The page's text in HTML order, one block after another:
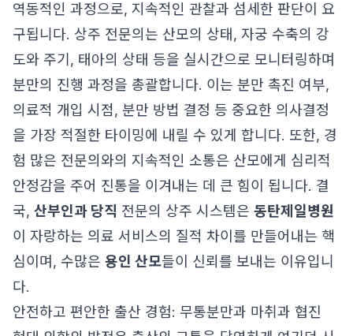
역동적인 과정으로, 지속적인 관찰과 섬세한 판단이 요
구됩니다. 상주 전문의는 산모의 상태, 자궁 수축의 강
도와 주기, 태아의 상태 등을 실시간으로 모니터링하며
분만의 진행 과정을 총괄합니다. 이는 분만 촉진 여부,
의료적 개입 시점, 분만 방법 결정 등 중요한 의사결정
을 가장 적절한 타이밍에 내릴 수 있게 합니다. 또한, 경
험 많은 전문의와의 지속적인 소통은 산모에게 심리적
안정감을 주어 진통을 이겨내는 데 큰 힘이 됩니다. 결
국, 산부인과 당직 전문의 상주 시스템은 동탄제일병원
이 자랑하는 의료 서비스의 질적 차이를 만들어내는 핵
심이며, 수많은 용인 산모들이 신뢰를 보내는 이유입니
다.
안전하고 편안한 출산 경험: 무통분만과 마취과 협진